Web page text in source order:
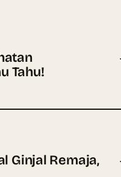
Tahu!
Ginjal Remaja,